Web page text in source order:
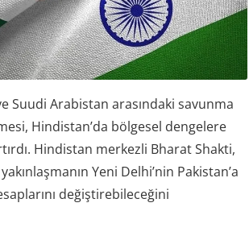
Suudi Arabistan arasındaki savunma
Hindistan’da bölgesel dengelere
Hindistan merkezli Bharat Shakti,
Yeni Delhi’nin Pakistan’a
değiştirebileceğini